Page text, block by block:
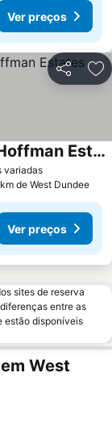
Ver preços
Partilhar
variadasVer preços
Hampton Inn & Suites Chicago/Hoffman Estates
de West Dundee
Ver preços
sites de reserva
entre as
estão disponíveis
West